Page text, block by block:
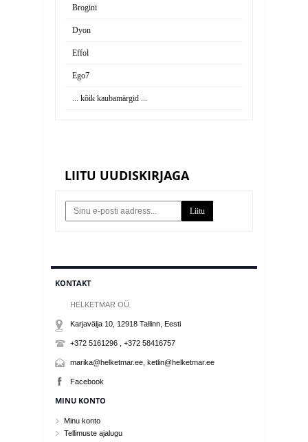
Brogini
Dyon
Effol
Ego7
... kõik kaubamärgid ...
LIITU UUDISKIRJAGA
Liitu
KONTAKT
HELKETMAR OÜ
Karjavälja 10, 12918 Tallinn , Eesti
+372 5161296 , +372 58416757
marika@helketmar.ee, ketlin@helketmar.ee
Facebook
MINU KONTO
Minu konto
Tellimuste ajalugu